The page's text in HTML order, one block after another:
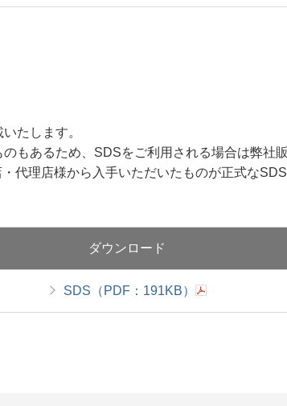
たします。
もあるため、SDSをご利用される場合は弊社
代理店様から入手いただいたものが正式な
ダウンロード
SDS （PDF： 191KB）